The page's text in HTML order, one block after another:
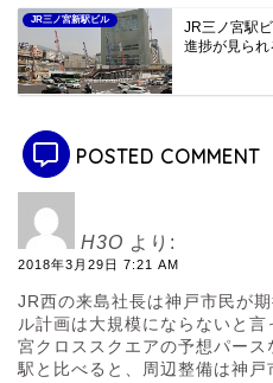
JR三ノ宮新駅ビル
JR三ノ宮駅
進捗が見られ
POSTED COMMENT
H3O より:
2018年3月29日 7:21 AM
JR西の来島社長は神戸市民が
ル計画は大規模にならないと
宮クロススクエアの予想パー
駅と比べると、周辺整備は神